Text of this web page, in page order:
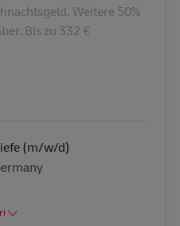
Weitere 50%
Bis zu 332 €
(m/w/d)